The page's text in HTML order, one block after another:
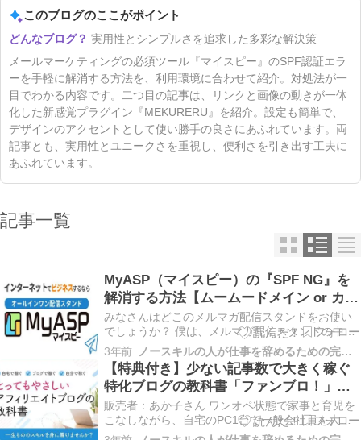
このブログのここがポイント
実用性とシンプルさを追求した多彩な解決策
メールマーケティングの必須ツール『マイスピー』のSPF認証エラ
ーを手軽に解消する方法を、利用環境に合わせて紹介。対処法が一
目でわかる内容です。二つ目の記事は、リンクと画像の動きが一体
化した新感覚プラグイン『MEKURERU』を紹介。設定も簡単で、
デザインのアクセントとして使い勝手の良さにあふれています。両
記事とも、実用性とユニークさを重視し、便利さを引き出す工夫に
あふれています。
記事一覧
MyASP（マイスピー）の『SPF NG』を
解消する方法【ムームードメイン or カラ
フルボックス編】
みなさんはどこのメルマガ配信スタンドをお使い
でしょうか？ 僕は、メルマガ配信スタンドの中で
もトップクラスに高機能な MyASP（マイスピー）
を使っています。（他の配信スタンドも併用して
いますが） メルマガ配信者に必要な機能が揃って
いてとても便利なマイスピーなのですが、使って
いて頭…
3年前 ノースキルの人が仕事を辞めるための完全攻略マニュアル
【特典付き】少ない記事数で大きく稼ぐ
特化ブログの教科書「ファンブロ！」の
感想と評価
販売者：あか子さん ワンオペ状態で家事と育児を
こなしながら、自宅のPC1台で一般会社員を大き
く上回る年収を稼ぎ出すママブロガー。 3人の育